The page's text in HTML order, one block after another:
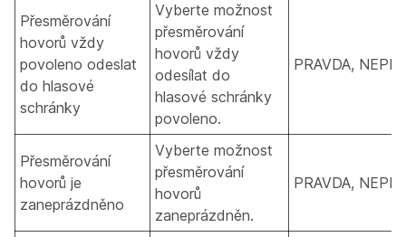
Přesměrování
hovorů vždy
povoleno odeslat
do hlasové
schránky
Vyberte možnost
přesměrování
hovorů vždy
odesílat do
hlasové schránky
povoleno.
PRAVDA,
Přesměrování
hovorů je
zaneprázdněno
Vyberte možnost
přesměrování
hovorů
zaneprázdněn.
PRAVDA,